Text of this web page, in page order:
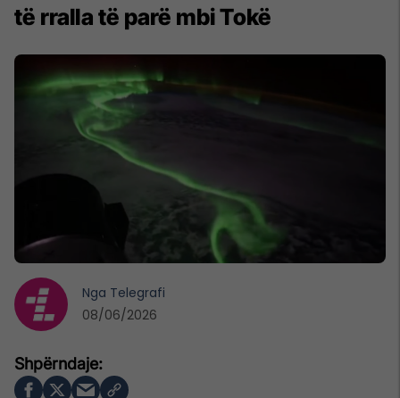
të rralla të parë mbi Tokë
Nga Telegrafi
08/06/2026